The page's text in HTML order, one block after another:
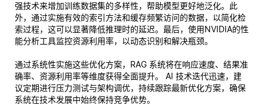
强技术来增加训练数据集的多样性，帮助模型更好地泛化。此
外，通过实施有效的索引方法和缓存频繁访问的数据，以简化检
索过程，这可以显著降低推理时的延迟。最后，使用NVIDIA的性
能分析工具监控资源利用率，以动态识别和解决瓶颈。
通过系统性实施这些优化方案，RAG 系统将在响应速度、结果准
确率、资源利用率等维度获得全面提升。 AI 技术迭代迅速，建
议定期进行压力测试与架构调优，持续跟踪最新优化方案，确保
系统在技术发展中始终保持竞争优势。